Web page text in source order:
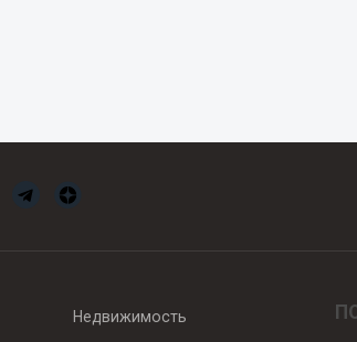
Недвижимость